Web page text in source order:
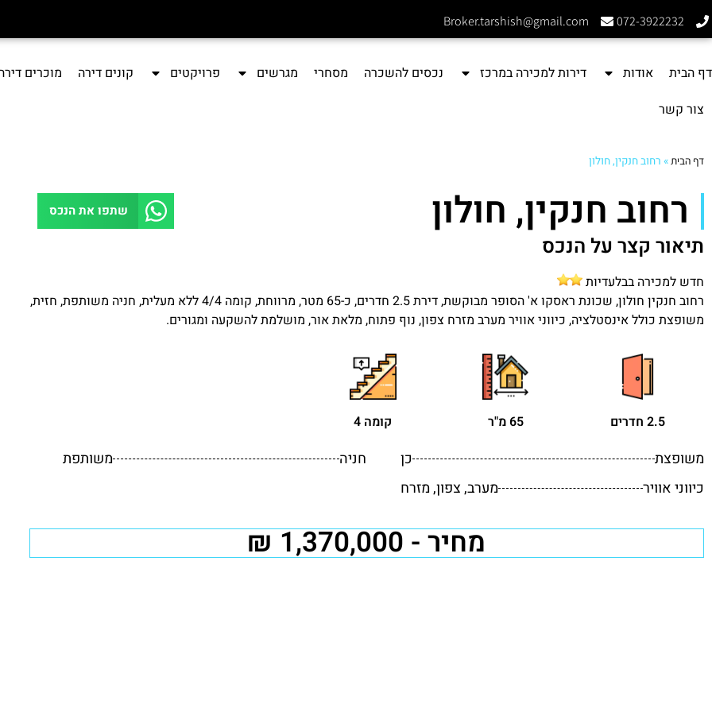
072-3922232
Broker.tarshish@gmail.com
דף הבית אודות דירות למכירה במרכז נכסים להשכרה מסחרי מגרשים פרויקטים קונים דירה
מוכרים
צור קשר
דף הבית» רחוב חנקין, חולון
רחוב חנקין, חולון שתפו את הנכס
תיאור קצר על הנכס
חדש למכירה בבלעדיות
רחוב חנקין חולון, שכונת ראסקו א' הסופר מבוקשת, דירת 2.5 חדרים, כ-65 מטר, מרווחת, קומה 4/4 ללא מעלית, חניה משותפת, חזית,
משופצת כולל אינסטלציה, כיווני אוויר מערב מזרח צפון, נוף פתוח, מלאת אור, מושלמת להשקעה ומגורים.
2.5 חדרים 65 מ"ר קומה 4
משופצת
כן
כיווני אוויר
מערב, צפון, מזרח
חניה משותפת
מחיר - 1,370,000 ₪